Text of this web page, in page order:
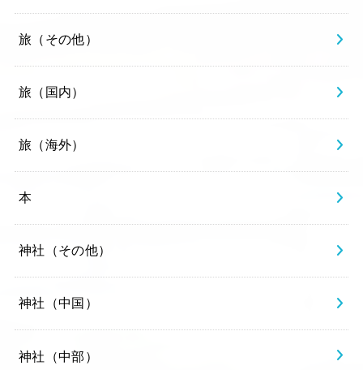
旅（その他）
旅（国内）
旅（海外）
本
神社（その他）
神社（中国）
神社（中部）